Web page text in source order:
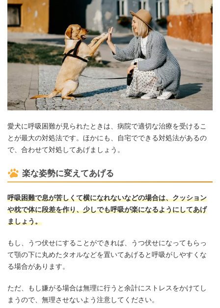
愛犬に呼吸困難が見られたときは、病院で適切な治療を受けるこ
とが最大の対処法です。ほかにも、自宅でできる対処法があるの
で、合わせて対処してあげましょう。
楽な姿勢に変えてあげる
呼吸困難で息が苦しくて横になれないなどの場合は、クッション
や枕で体に段差を作り、少しでも呼吸が楽になるようにしてあげ
ましょう。
もし、うつ伏せにすることができれば、うつ伏せになってもらっ
て顎の下に丸めたタオルなどを置いてあげると呼吸がしやすくな
る場合があります。
ただ、もし嫌がる場合は無理に行うと余計にストレスをかけてし
まうので、無理させないよう注意してください。